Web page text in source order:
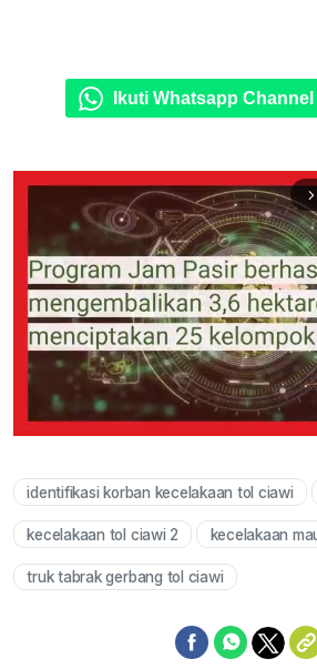
Ikuti Whatsapp
arrow_forward_ios
identifikasi korban kecelakaan tol ciawi
kecelakaan tol ciawi 2 kecelakaan
truk tabrak gerbang tol ciawi